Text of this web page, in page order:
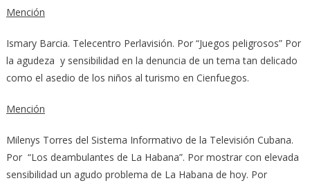
Mención
Ismary Barcia. Telecentro Perlavisión. Por “Juegos peligrosos” Por
la agudeza y sensibilidad en la denuncia de un tema tan delicado
como el asedio de los niños al turismo en Cienfuegos.
Mención
Milenys Torres del Sistema Informativo de la Televisión Cubana.
Por “Los deambulantes de La Habana”. Por mostrar con elevada
sensibilidad un agudo problema de La Habana de hoy. Por